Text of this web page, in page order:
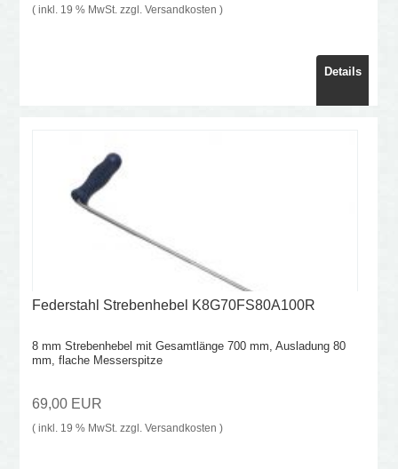
( inkl. 19 % MwSt. zzgl. Versandkosten )
Details
Federstahl Strebenhebel K8G70FS80A100R
8 mm Strebenhebel mit Gesamtlänge 700 mm, Ausladung 80
mm, flache Messerspitze
69,00 EUR
( inkl. 19 % MwSt. zzgl. Versandkosten )